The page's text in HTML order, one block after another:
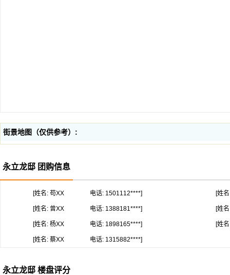
街景地图（仅供参考）:
永立龙邸 团购信息
[姓名: 苟XX 电话: 1501112****] [姓
[姓名: 曾XX 电话: 1388181****] [姓
[姓名: 杨XX 电话: 1898165****] [姓
[姓名: 蔡XX 电话: 1315882****]
永立龙邸 楼盘评分